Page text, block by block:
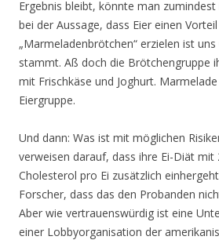
Ergebnis bleibt, könnte man
bei der Aussage, dass Eier einen
„Marmeladenbrötchen“ erzielen ist
stammt. Aß doch die Brötchengruppe
mit Frischkäse und Joghurt.
Eiergruppe.
Und dann: Was ist mit möglichen
verweisen darauf, dass ihre Ei-Diät mit
Cholesterol pro Ei zusätzlich
Forscher, dass das den Probanden
Aber wie vertrauenswürdig ist eine
einer Lobbyorganisation der